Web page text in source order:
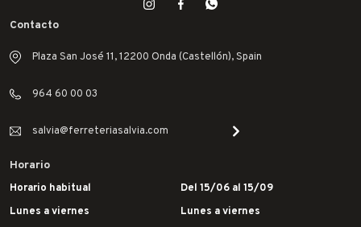
Contacto
Plaza San José 11, 12200 Onda (Castellón), Spain
964 60 00 03
salvia@ferreteriasalvia.com
Horario
Horario habitual
Lunes a viernes
Del 15/06 al 15/09
Lunes a viernes